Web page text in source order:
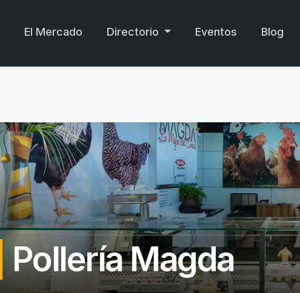
El Mercado Directorio Eventos Blog
Pollería Magda